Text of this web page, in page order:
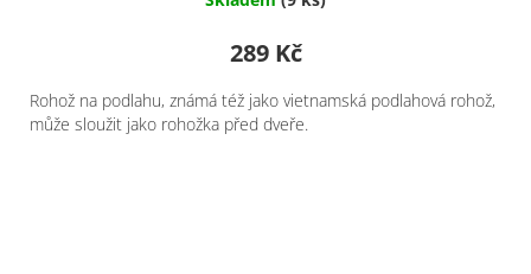
289 Kč
Rohož na podlahu, známá též jako vietnamská podlahová rohož,
může sloužit jako rohožka před dveře.